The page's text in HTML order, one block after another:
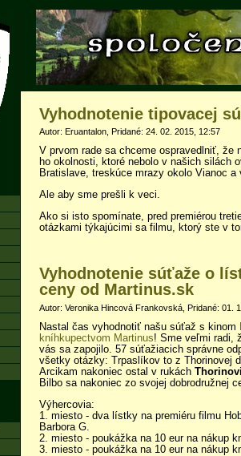
Vyhodnotenie tipovacej
Autor: Eruantalon, Pridané: 24. 02. 2015, 12:57
V prvom rade sa chceme ospravedlniť, že
ho okolnosti, ktoré nebolo v našich silách
Bratislave, treskúce mrazy okolo Vianoc
Ale aby sme prešli k veci.
Ako si isto spomínate, pred premiérou
otázkami týkajúcimi sa filmu, ktorý ste v
Vyhodnotenie súťaže o
ceny od Martinus.sk
Autor: Veronika Hincová Frankovská, Pridané: 01.
Nastal čas vyhodnotiť našu súťaž s kinom
kníhkupectvom Martinus! Sme veľmi radi,
vás sa zapojilo. 57 súťažiacich správne
všetky otázky: Trpaslíkov to z Thorinovej
Arcikam nakoniec ostal v rukách Thorinovi
Bilbo sa nakoniec zo svojej dobrodružnej
Výhercovia:
1. miesto - dva lístky na premiéru filmu
Barbora G.
2. miesto - poukážka na 10 eur na nákup
3. miesto - poukážka na 10 eur na nákup